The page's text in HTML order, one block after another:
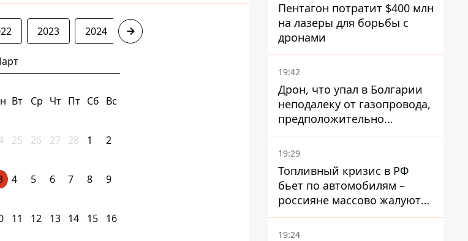
2023 2024 2025
Вт Ср Чт Пт Сб Вс
25 26 27 28 1 2
4 5 6 7 8 9
11 12 13 14 15 16
Пентагон потратит $400 млн
на лазеры для борьбы с
дронами
19:42
Дрон, что упал в Болгарии
неподалеку от газопровода,
предположительно
украинский - Минобороны
страны
19:29
Топливный кризис в РФ
бьет по автомобилям –
россияне массово жалуются
на поломки из-за
некачественного бензина
19:24